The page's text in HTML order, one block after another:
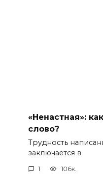
«Ненастная»:
слово?
Трудность
заключается в
1 106к.